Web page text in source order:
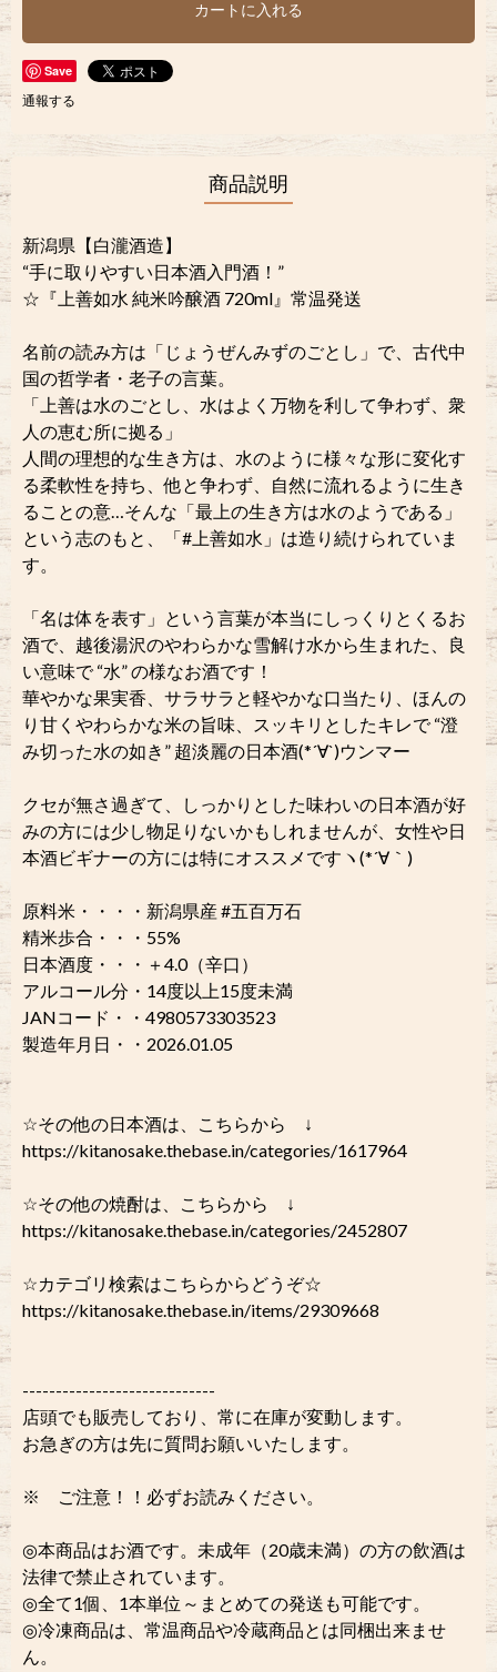
カートに入れる
Save
通報する
商品説明
新潟県【白瀧酒造】
“手に取りやすい日本酒入門酒！”
☆『上善如水 純米吟醸酒 720ml』常温発送
名前の読み方は「じょうぜんみずのごとし」で、古代中
国の哲学者・老子の言葉。
「上善は水のごとし、水はよく万物を利して争わず、衆
人の恵む所に拠る」
人間の理想的な生き方は、水のように様々な形に変化す
る柔軟性を持ち、他と争わず、自然に流れるように生き
ることの意…そんな「最上の生き方は水のようである」
という志のもと、「#上善如水」は造り続けられていま
す。
「名は体を表す」という言葉が本当にしっくりとくるお
酒で、越後湯沢のやわらかな雪解け水から生まれた、良
い意味で “水” の様なお酒です！
華やかな果実香、サラサラと軽やかな口当たり、ほんの
り甘くやわらかな米の旨味、スッキリとしたキレで “澄
み切った水の如き” 超淡麗の日本酒(*´∀`)ウンマー
クセが無さ過ぎて、しっかりとした味わいの日本酒が好
みの方には少し物足りないかもしれませんが、女性や日
本酒ビギナーの方には特にオススメですヽ(*´∀｀)
原料米・・・・新潟県産 #五百万石
精米歩合・・・55%
日本酒度・・・＋4.0（辛口）
アルコール分・14度以上15度未満
JANコード・・4980573303523
製造年月日・・2026.01.05
☆その他の日本酒は、こちらから ↓
https://kitanosake.thebase.in/categories/1617964
☆その他の焼酎は、こちらから ↓
https://kitanosake.thebase.in/categories/2452807
☆カテゴリ検索はこちらからどうぞ☆
https://kitanosake.thebase.in/items/29309668
-----------------------------
店頭でも販売しており、常に在庫が変動します。
お急ぎの方は先に質問お願いいたします。
※ ご注意！！必ずお読みください。
◎本商品はお酒です。未成年（20歳未満）の方の飲酒は
法律で禁止されています。
◎全て1個、1本単位～まとめての発送も可能です。
◎冷凍商品は、常温商品や冷蔵商品とは同梱出来ませ
ん。